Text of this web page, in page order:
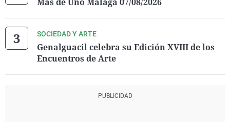
SOCIEDAD Y ARTE
Genalguacil celebra su Edición XVIII de los
Encuentros de Arte